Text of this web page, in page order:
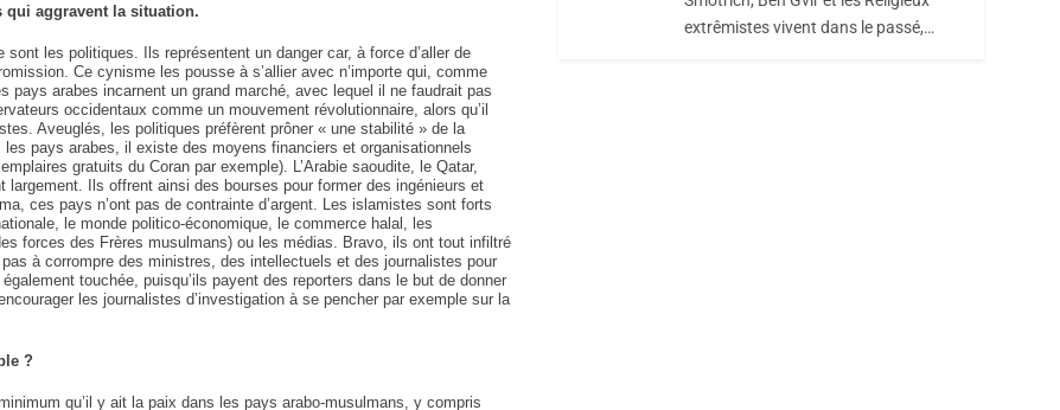
qui aggravent la situation.
les politiques. Ils représentent un danger car, à force d’aller de
Ce cynisme les pousse à s’allier avec n’importe qui, comme
pays arabes incarnent un grand marché, avec lequel il ne faudrait pas
occidentaux comme un mouvement révolutionnaire, alors qu’il
Aveuglés, les politiques préfèrent prôner « une stabilité » de la
pays arabes, il existe des moyens financiers et organisationnels
gratuits du Coran par exemple). L’Arabie saoudite, le Qatar,
largement. Ils offrent ainsi des bourses pour former des ingénieurs et
ces pays n’ont pas de contrainte d’argent. Les islamistes sont forts
le monde politico-économique, le commerce halal, les
forces des Frères musulmans) ou les médias. Bravo, ils ont tout infiltré
à corrompre des ministres, des intellectuels et des journalistes pour
touchée, puisqu’ils payent des reporters dans le but de donner
les journalistes d’investigation à se pencher par exemple sur la
?
qu’il y ait la paix dans les pays arabo-musulmans, y compris
Maroc : Les Amandes
extrêmistes vivent dans le passé,…
Selon Le Rapport D’ADL Contre L’antisémitisme
: POURQUOI JE REVENDIQUE MA JUDAÏTE Par Thérèse Zrihen-